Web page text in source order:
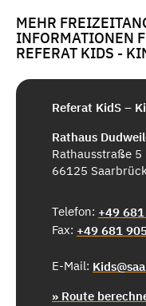
MEHR
INFORMATIONEN
REFERAT KIDS -
Referat KidS –
Rathaus
Rathausstraße 5
66125
Telefon: +49
Fax: +49 681
E-Mail:
» Route